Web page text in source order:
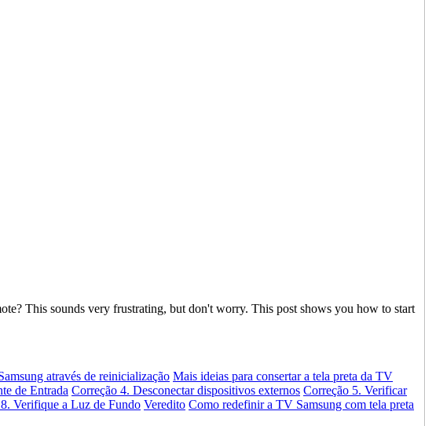
This sounds very frustrating, but don't worry. This post shows you how to start
através de reinicialização Mais ideias para consertar a tela preta da TV
de Entrada Correção 4. Desconectar dispositivos externos Correção 5. Verificar
Verifique a Luz de Fundo Veredito Como redefinir a TV Samsung com tela preta